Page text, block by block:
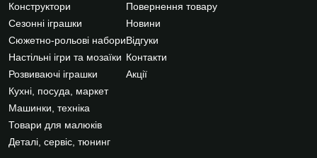
Конструктори
Сезонні іграшки
Сюжетно-рольові набори
Настільні ігри та мозаїки
Розвиваючі іграшки
Кухні, посуда, маркет
Машинки, техніка
Товари для малюків
Деталі, сервіс, тюнинг
Повернення товару
Новини
Відгуки
Контакти
Акції